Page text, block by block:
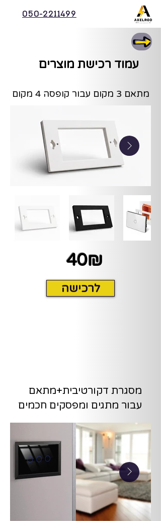
050-2211499
עמוד רכישת מוצרים
מתאם 3 מקום עבור קופסה 4 מקום
40₪
לרכישה
מסגרת דקורטיבית+מתאם
עבור מתגים ומפסקים חכמים